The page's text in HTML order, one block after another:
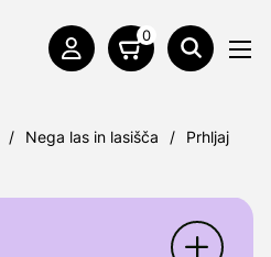
0
/ Nega las in lasišča / Prhljaj